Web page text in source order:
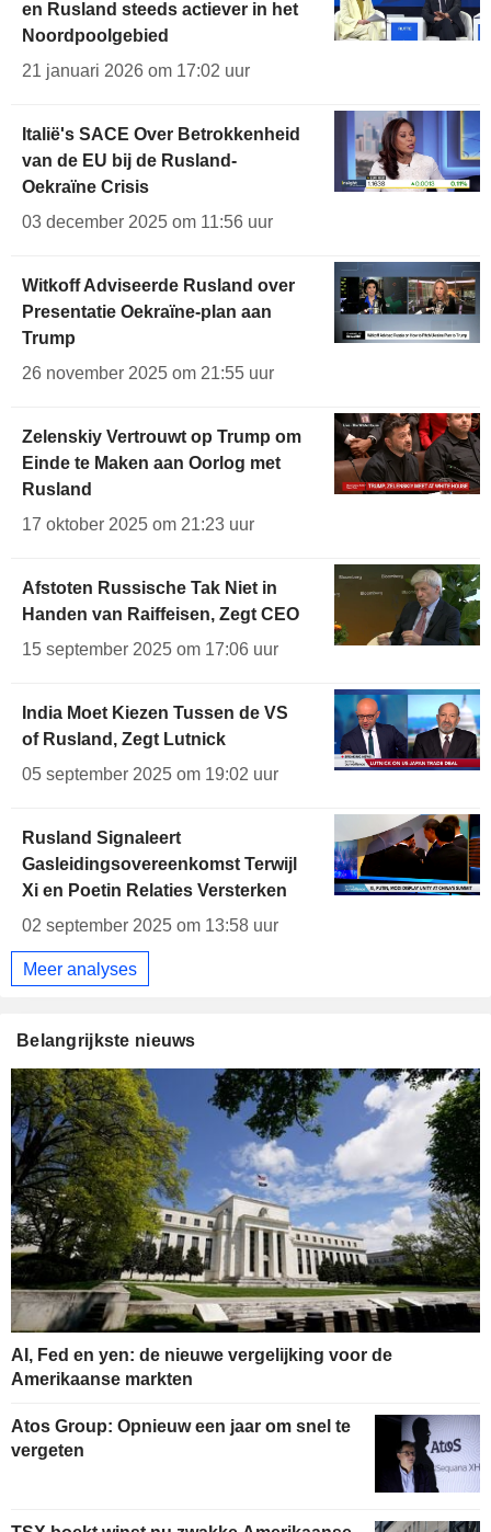
en Rusland steeds actiever in het
Noordpoolgebied
21 januari 2026 om 17:02 uur
Italië's SACE Over Betrokkenheid
van de EU bij de Rusland-
Oekraïne Crisis
03 december 2025 om 11:56 uur
Witkoff Adviseerde Rusland over
Presentatie Oekraïne-plan aan
Trump
26 november 2025 om 21:55 uur
Zelenskiy Vertrouwt op Trump om
Einde te Maken aan Oorlog met
Rusland
17 oktober 2025 om 21:23 uur
Afstoten Russische Tak Niet in
Handen van Raiffeisen, Zegt CEO
15 september 2025 om 17:06 uur
India Moet Kiezen Tussen de VS
of Rusland, Zegt Lutnick
05 september 2025 om 19:02 uur
Rusland Signaleert
Gasleidingsovereenkomst Terwijl
Xi en Poetin Relaties Versterken
02 september 2025 om 13:58 uur
Meer analyses
Belangrijkste nieuws
AI, Fed en yen: de nieuwe vergelijking voor de
Amerikaanse markten
Atos Group: Opnieuw een jaar om snel te
vergeten